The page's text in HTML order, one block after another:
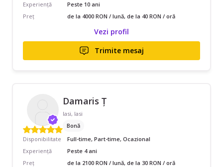
Experiență
Peste 10 ani
Preț
de la 4000 RON / lună, de la 40 RON / oră
Vezi profil
Trimite mesaj
Damaris Ț
Iasi, Iasi
Bonă
Disponibilitate
Full-time, Part-time, Ocazional
Experiență
Peste 4 ani
Preț
de la 2100 RON / lună, de la 30 RON / oră